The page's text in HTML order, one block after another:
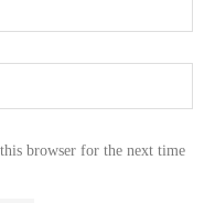
browser for the next time